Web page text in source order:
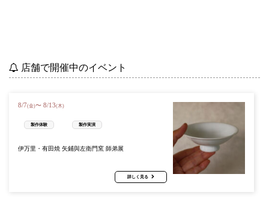
店舗で開催中のイベント
8/7(金)〜 8/13(木)
製作体験 製作実演
伊万里・有田焼 矢鋪與左衛門窯 師弟展
詳しく見る